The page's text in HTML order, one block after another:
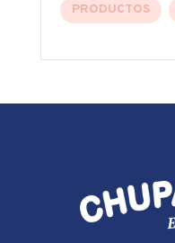
PRODUCTOS